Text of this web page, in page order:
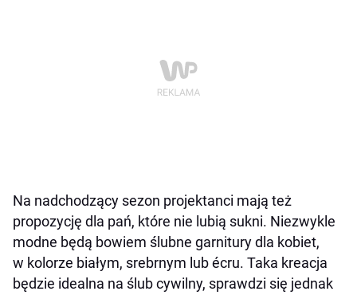
Na nadchodzący sezon projektanci mają też
propozycję dla pań, które nie lubią sukni. Niezwykle
modne będą bowiem ślubne garnitury dla kobiet,
w kolorze białym, srebrnym lub écru. Taka kreacja
będzie idealna na ślub cywilny, sprawdzi się jednak